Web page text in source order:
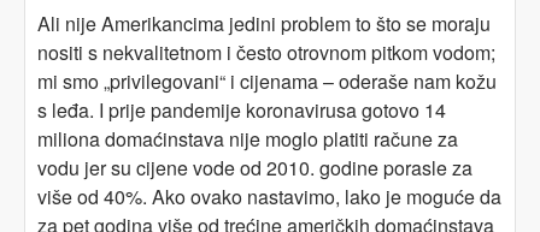
Ali nije Amerikancima jedini problem to što se moraju
nositi s nekvalitetnom i često otrovnom pitkom vodom;
mi smo „privilegovani“ i cijenama – oderaše nam kožu
s leđa. I prije pandemije koronavirusa gotovo 14
miliona domaćinstava nije moglo platiti račune za
vodu jer su cijene vode od 2010. godine porasle za
više od 40%. Ako ovako nastavimo, lako je moguće da
za pet godina više od trećine američkih domaćinstava